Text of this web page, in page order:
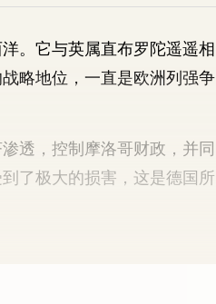
。它与英属直布罗陀遥遥相
略地位，一直是欧洲列强争
透，控制摩洛哥财政，并同
了极大的损害，这是德国所